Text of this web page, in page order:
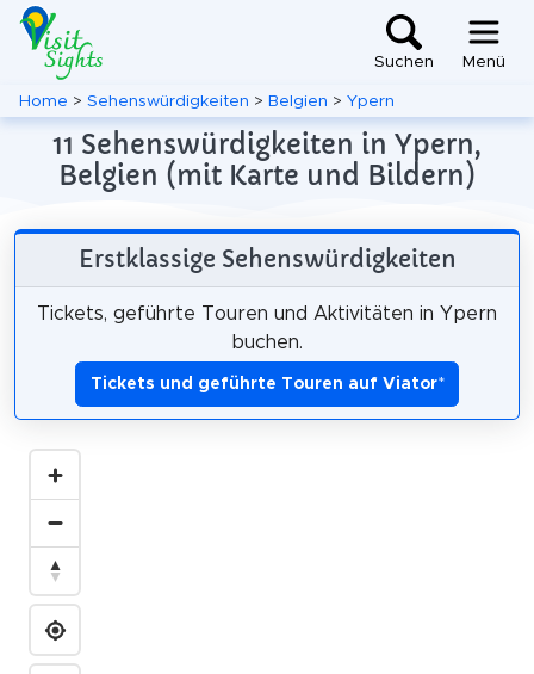
Suchen Menü
Home > Sehenswürdigkeiten > Belgien > Ypern
11 Sehenswürdigkeiten in Ypern,
Belgien (mit Karte und Bildern)
Erstklassige Sehenswürdigkeiten
Tickets, geführte Touren und Aktivitäten in Ypern
buchen.
Tickets und geführte Touren auf Viator*